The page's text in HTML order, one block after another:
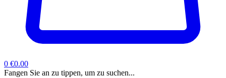
0 €0.00
Fangen Sie an zu tippen, um zu suchen...